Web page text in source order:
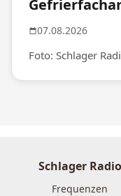
07.08.2026
Foto: Schlager
Schlager Radio
Frequenzen